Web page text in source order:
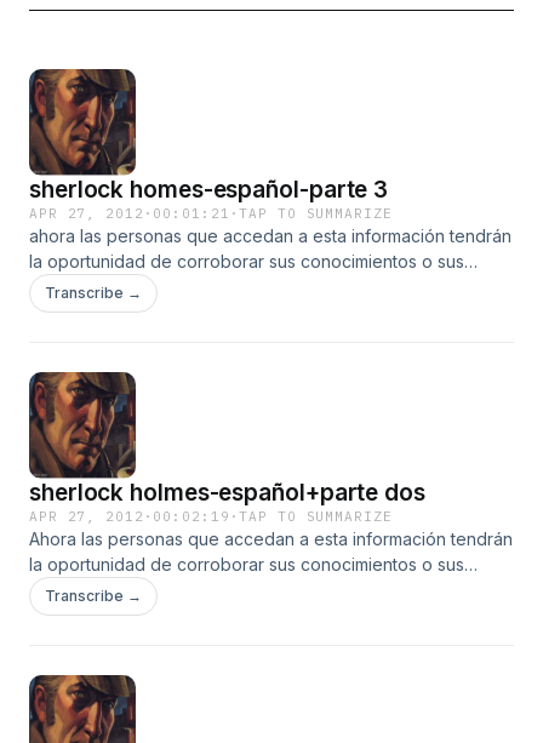
sherlock homes-español-parte 3
APR 27, 2012 · 00:01:21 ·TAP TO SUMMARIZE
ahora las personas que accedan a esta información tendrán
la oportunidad de corroborar sus conocimientos o sus
posibles hipótesis planteadas a l escuchar el audio en
ingles
Transcribe →
sherlock holmes-español+parte dos
APR 27, 2012 · 00:02:19 ·TAP TO SUMMARIZE
Ahora las personas que accedan a esta información tendrán
la oportunidad de corroborar sus conocimientos o sus
posibles hipótesis planteadas al escuchar el audio en ingles
Transcribe →